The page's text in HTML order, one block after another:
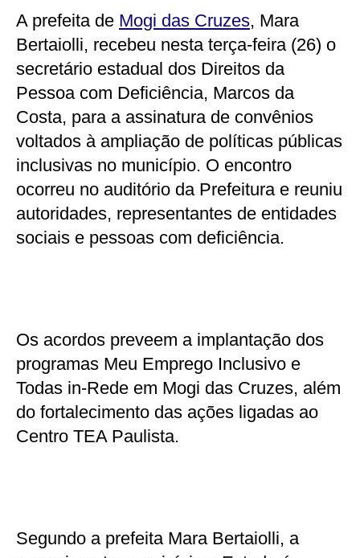
A prefeita de Mogi das Cruzes, Mara
Bertaiolli, recebeu nesta terça-feira (26) o
secretário estadual dos Direitos da
Pessoa com Deficiência, Marcos da
Costa, para a assinatura de convênios
voltados à ampliação de políticas públicas
inclusivas no município. O encontro
ocorreu no auditório da Prefeitura e reuniu
autoridades, representantes de entidades
sociais e pessoas com deficiência.
Os acordos preveem a implantação dos
programas Meu Emprego Inclusivo e
Todas in-Rede em Mogi das Cruzes, além
do fortalecimento das ações ligadas ao
Centro TEA Paulista.
Segundo a prefeita Mara Bertaiolli, a